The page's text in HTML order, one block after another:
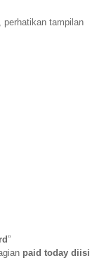
perhatikan tampilan
”
paid today diisi